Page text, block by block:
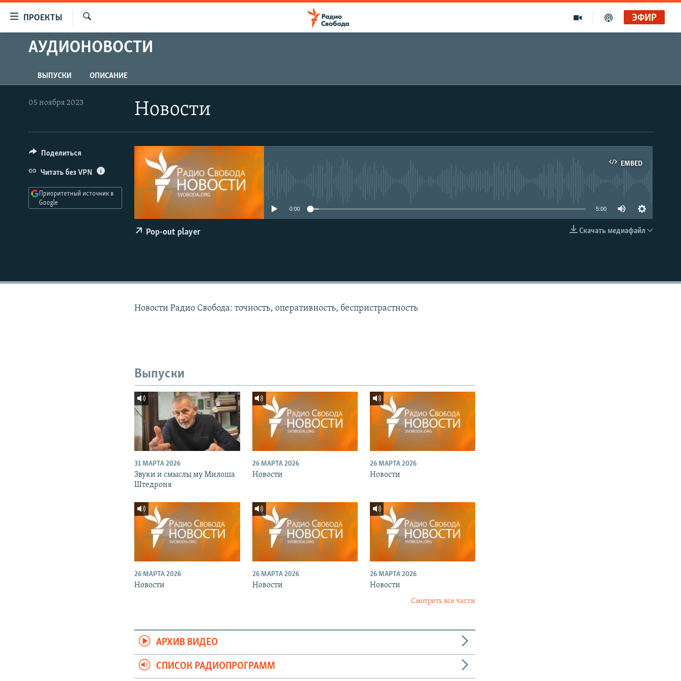
упрощенного
доступа
Вернуться
к
основному
главной
Вернутся
ПРОЕКТЫ
ПРОГРАММЫ
АВТОРСКИЕ ПРОЕКТЫ
ЦИТАТЫ СВОБОДЫ
IDEL.РЕАЛИИ
КАВКАЗ.РЕАЛИИ
СЕВЕР.РЕАЛИИ
СИБИРЬ.РЕАЛИИ
ЭФИР
АУДИОНОВОСТИ
ВЫПУСКИ ОПИСАНИЕ
Новости
05 ноября 2023
EMBED
EMBED
0:00 5:00
Скачать медиафайл
Pop-out player
Поделиться
Читать без VPN
Приоритетный источник в
Google
Новости Радио Свобода: точность, оперативность, беспристрастность
Выпуски
31 МАРТА 2026
Звуки и смыслы му Милоша
Штедроня
26 МАРТА 2026
Новости
26 МАРТА 2026
Новости
26 МАРТА 2026
Новости
26 МАРТА 2026
Новости
26 МАРТА 2026
Новости
Смотреть все части
АРХИВ ВИДЕО
СПИСОК РАДИОПРОГРАММ